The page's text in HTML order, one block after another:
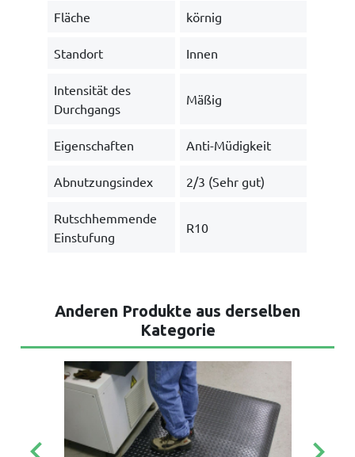
Fläche körnig
Standort Innen
Intensität des
Durchgangs
Mäßig
Eigenschaften Anti-Müdigkeit
Abnutzungsindex 2/3 (Sehr gut)
Rutschhemmende
Einstufung
R10
Anderen Produkte aus derselben
Kategorie